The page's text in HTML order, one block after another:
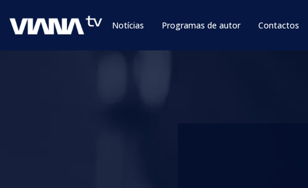
Notícias Programas de autor Contactos